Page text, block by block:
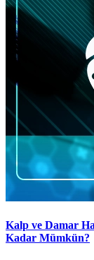
Kalp ve Damar
Kadar Mümkün?